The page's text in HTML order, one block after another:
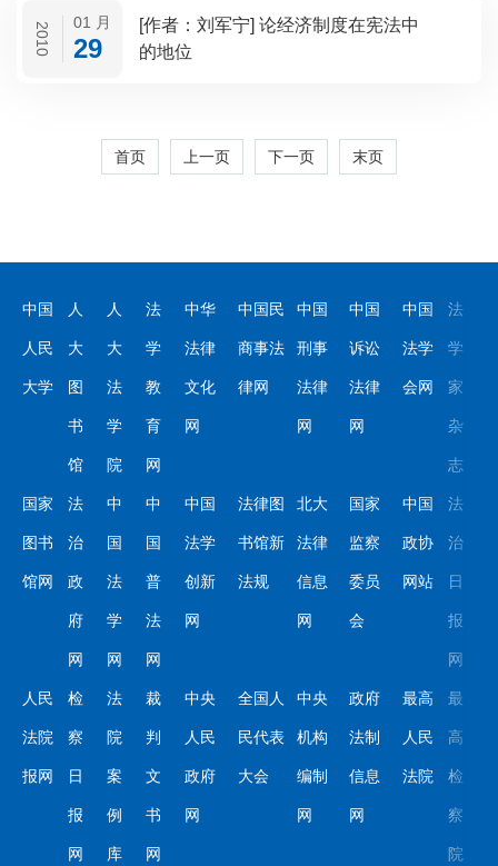
2010 01 月
29
[作者：刘军宁] 论经济制度在宪法中
的地位
首页 上一页 下一页 末页
中国
人民
大学
人
大
图
书
馆
人
大
法
学
院
法
学
教
育
网
中华
法律
文化
网
中国民
商事法
律网
中国
刑事
法律
网
中国
诉讼
法律
网
中国
法学
会网
法
学
家
杂
志
国家
图书
馆网
法
治
政
府
网
中
国
法
学
网
中
国
普
法
网
中国
法学
创新
网
法律图
书馆新
法规
北大
法律
信息
网
国家
监察
委员
会
中国
政协
网站
法
治
日
报
网
人民
法院
报网
检
察
日
报
网
法
院
案
例
库
裁
判
文
书
网
中央
人民
政府
网
全国人
民代表
大会
中央
机构
编制
网
政府
法制
信息
网
最高
人民
法院
最
高
检
察
院